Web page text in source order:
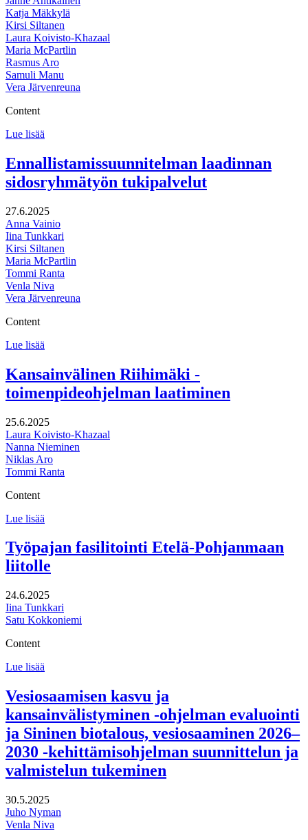
Katja Mäkkylä
Kirsi Siltanen
Laura Koivisto-Khazaal
Maria McPartlin
Rasmus Aro
Samuli Manu
Vera Järvenreuna
Content
Lue lisää
suomalaista
vuonna
2050?
Ennallistamissuunnitelman laadinnan
sidosryhmätyön tukipalvelut
27.6.2025
Anna Vainio
Iina Tunkkari
Kirsi Siltanen
Maria McPartlin
Tommi Ranta
Venla Niva
Vera Järvenreuna
Content
Lue lisää
sidosryhmätyön
tukipalvelut
Kansainvälinen Riihimäki -
toimenpideohjelman laatiminen
25.6.2025
Laura Koivisto-Khazaal
Nanna Nieminen
Niklas Aro
Tommi Ranta
Content
Lue lisää
-
toimenpideohjelman
laatiminen
Työpajan fasilitointi Etelä-Pohjanmaan
liitolle
24.6.2025
Iina Tunkkari
Satu Kokkoniemi
Content
Lue lisää
Pohjanmaan
liitolle
Vesiosaamisen kasvu ja
kansainvälistyminen -ohjelman evaluointi
ja Sininen biotalous, vesiosaaminen 2026–
2030 -kehittämisohjelman suunnittelun ja
valmistelun tukeminen
30.5.2025
Juho Nyman
Venla Niva